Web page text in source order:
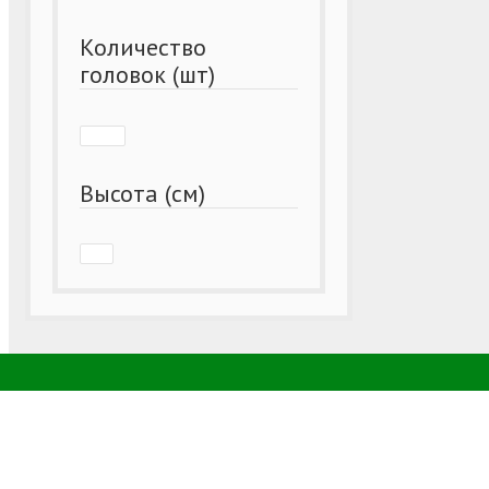
Количество
головок (шт)
Высота (см)